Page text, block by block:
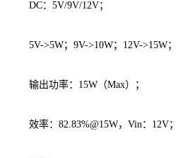
DC：5V/9V/12V；
5V->5W；9V->10W；12V->15W；
输出功率：15W（Max）；
效率：82.83%@15W，Vin：12V；